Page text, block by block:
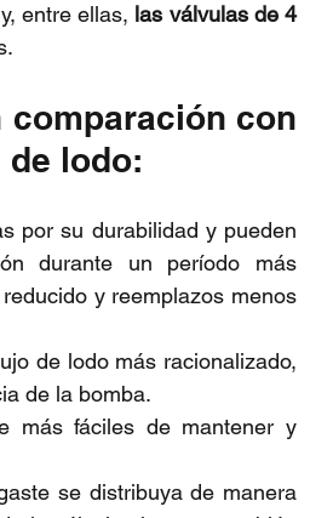
entre ellas, las válvulas de 4
comparación con
lodo:
por su durabilidad y pueden
durante un período más
y reemplazos menos
de lodo más racionalizado,
de la bomba.
más fáciles de mantener y
se distribuya de manera